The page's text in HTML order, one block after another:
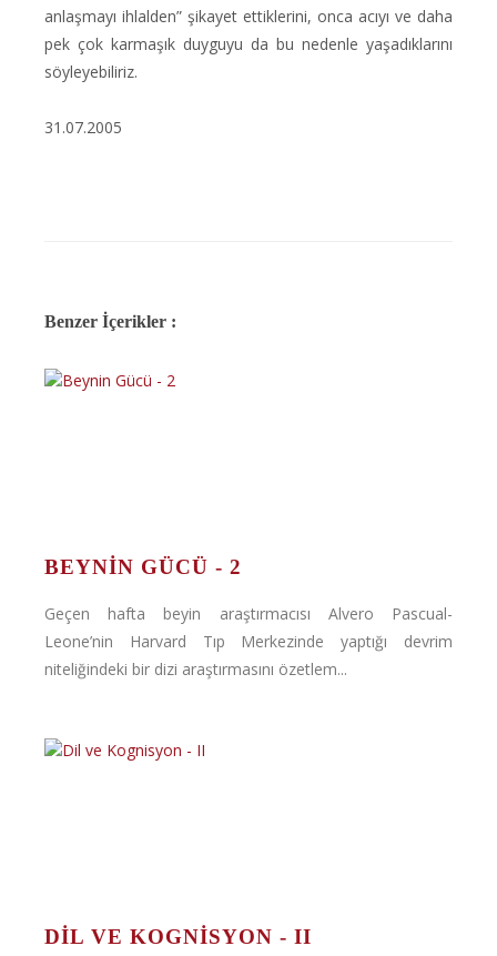
anlaşmayı ihlalden” şikayet ettiklerini, onca acıyı ve daha
pek çok karmaşık duyguyu da bu nedenle yaşadıklarını
söyleyebiliriz.
31.07.2005
Benzer İçerikler :
BEYNIN GÜCÜ - 2
Geçen hafta beyin araştırmacısı Alvero Pascual-
Leone’nin Harvard Tıp Merkezinde yaptığı devrim
niteliğindeki bir dizi araştırmasını özetlem...
DIL VE KOGNISYON - II